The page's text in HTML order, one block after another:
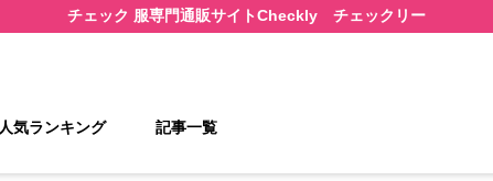
チェック 服専門通販サイトCheckly チェックリー
人気ランキング 記事一覧